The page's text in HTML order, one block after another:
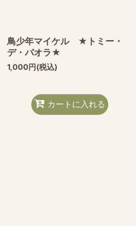
鳥少年マイケル ★トミー・
デ・パオラ★
1,000円(税込)
カートに入れる